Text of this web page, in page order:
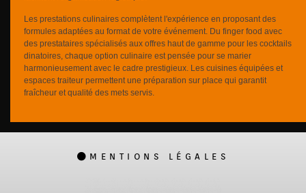
Les prestations culinaires complètent l'expérience en proposant des
formules adaptées au format de votre événement. Du finger food avec
des prestataires spécialisés aux offres haut de gamme pour les cocktails
dinatoires, chaque option culinaire est pensée pour se marier
harmonieusement avec le cadre prestigieux. Les cuisines équipées et
espaces traiteur permettent une préparation sur place qui garantit
fraîcheur et qualité des mets servis.
MENTIONS LÉGALES